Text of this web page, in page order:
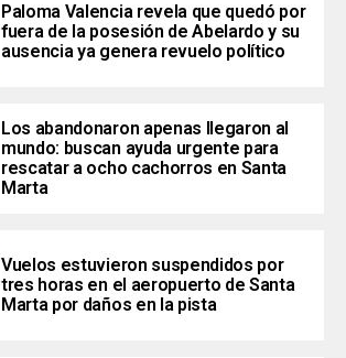
Paloma Valencia revela que quedó por
fuera de la posesión de Abelardo y su
ausencia ya genera revuelo político
Los abandonaron apenas llegaron al
mundo: buscan ayuda urgente para
rescatar a ocho cachorros en Santa
Marta
Vuelos estuvieron suspendidos por
tres horas en el aeropuerto de Santa
Marta por daños en la pista